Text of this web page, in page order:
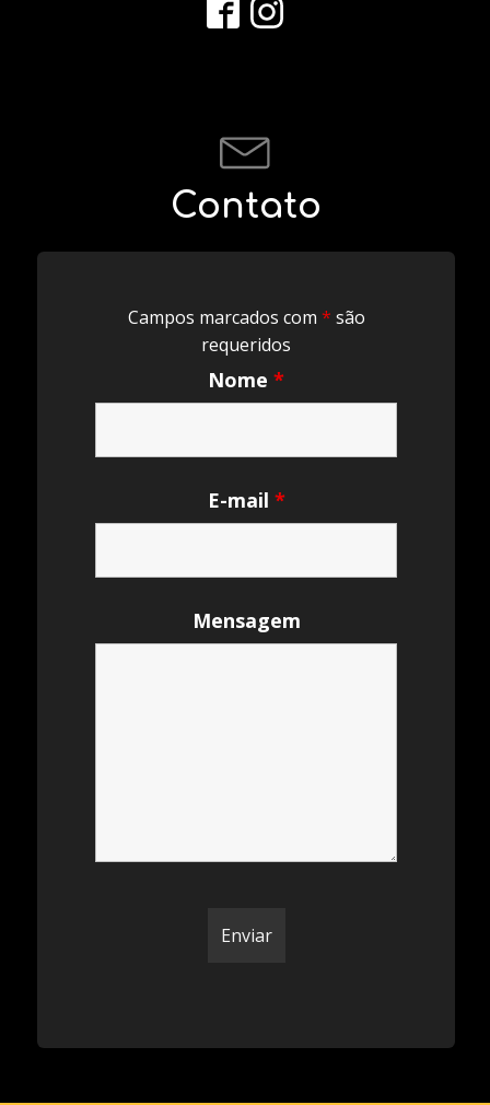
Contato
Campos marcados com * são
requeridos
Nome *
E-mail *
Mensagem